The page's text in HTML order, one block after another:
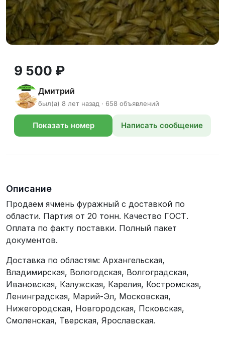
9 500 ₽
Дмитрий
был(а) 8 лет назад · 658 объявлений
Показать номер Написать сообщение
Описание
Продаем ячмень фуражный с доставкой по
области. Партия от 20 тонн. Качество ГОСТ.
Оплата по факту поставки. Полный пакет
документов.
Доставка по областям: Архангельская,
Владимирская, Вологодская, Волгоградская,
Ивановская, Калужская, Карелия, Костромская,
Ленинградская, Марий-Эл, Московская,
Нижегородская, Новгородская, Псковская,
Смоленская, Тверская, Ярославская.